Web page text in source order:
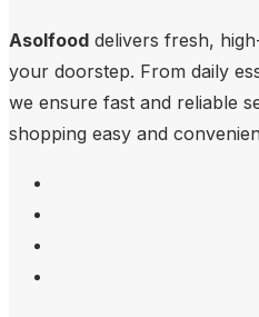
Asolfood delivers fresh,
your doorstep. From daily
we ensure fast and reliable
shopping easy and